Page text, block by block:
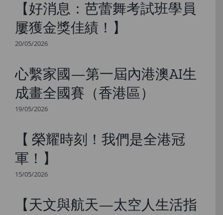
【好消息：芭蕾舞考試班學員
屢獲金獎佳績！】
20/05/2026
心繫家國—第一屆內港澳AI生
成畫全國賽（香港區）
19/05/2026
【 榮耀時刻！我們是全港冠
軍！】
15/05/2026
【天文與航天—太空人生活指